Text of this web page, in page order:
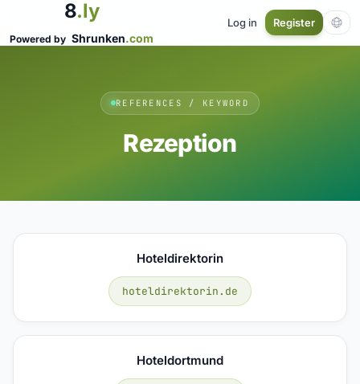
8.ly
Powered by Shrunken.com
Log in Register
REFERENCES / KEYWORD
Rezeption
Hoteldirektorin
hoteldirektorin.de
Hoteldortmund